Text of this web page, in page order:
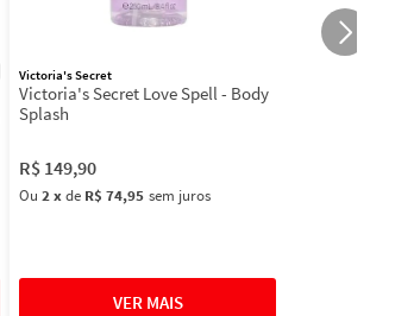
Victoria's Secret
Victoria's Secret Love Spell - Body
Splash
R$ 149,90
Ou 2xde R$ 74,95 sem juros